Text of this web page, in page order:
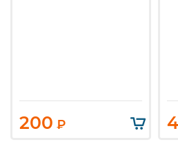
200 ₽